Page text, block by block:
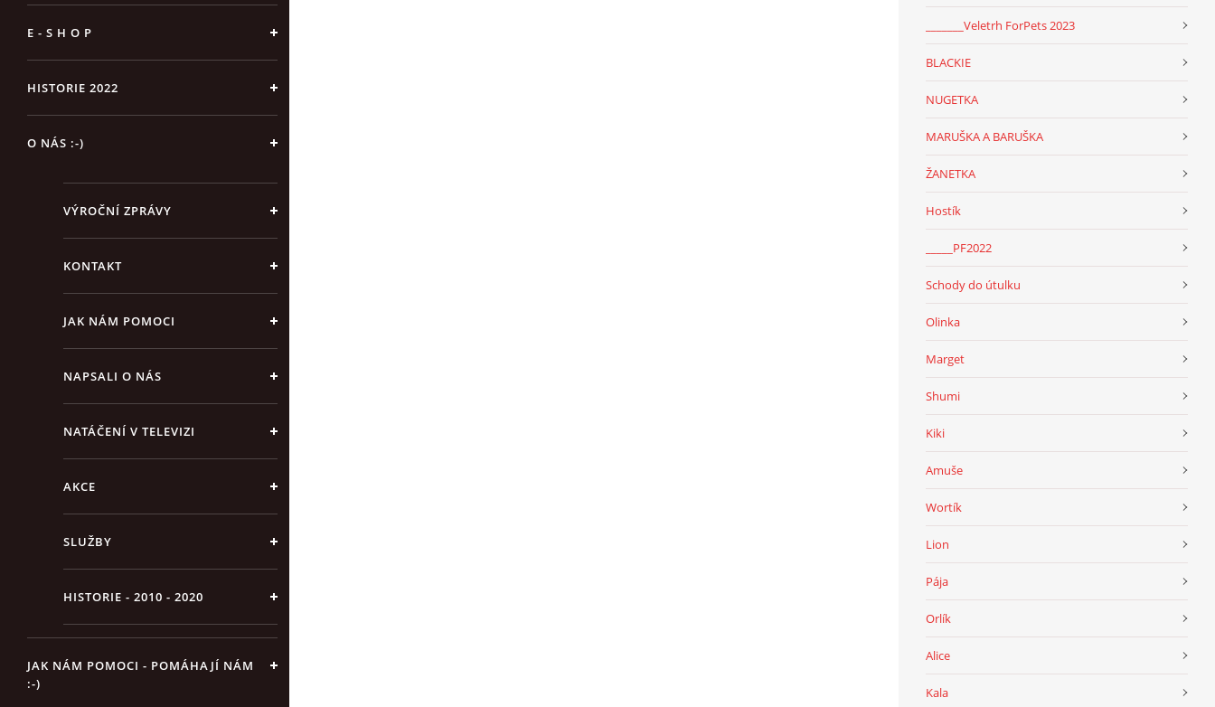
E - S H O P
HISTORIE 2022
O NÁS :-)
VÝROČNÍ ZPRÁVY
KONTAKT
JAK NÁM POMOCI
NAPSALI O NÁS
NATÁČENÍ V TELEVIZI
AKCE
SLUŽBY
HISTORIE - 2010 - 2020
JAK NÁM POMOCI - POMÁHAJÍ NÁM
:-)
_______Veletrh ForPets 2023
BLACKIE
NUGETKA
MARUŠKA A BARUŠKA
ŽANETKA
Hostík
_____PF2022
Schody do útulku
Olinka
Marget
Shumi
Kiki
Amuše
Wortík
Lion
Pája
Orlík
Alice
Kala